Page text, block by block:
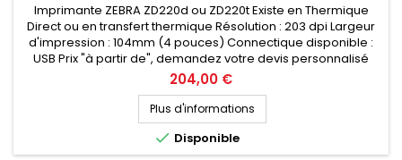
Imprimante ZEBRA ZD220d ou ZD220t Existe en Thermique
Direct ou en transfert thermique Résolution : 203 dpi Largeur
d'impression : 104mm (4 pouces) Connectique disponible :
USB Prix "à partir de", demandez votre devis personnalisé
Prix
204,00 €
Plus d'informations
 Disponible